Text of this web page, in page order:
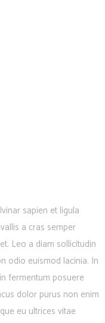
sapien et ligula
a cras semper
Leo a diam sollicitudin
odio euismod lacinia. In
fermentum posuere
dolor purus non enim
eu ultrices vitae